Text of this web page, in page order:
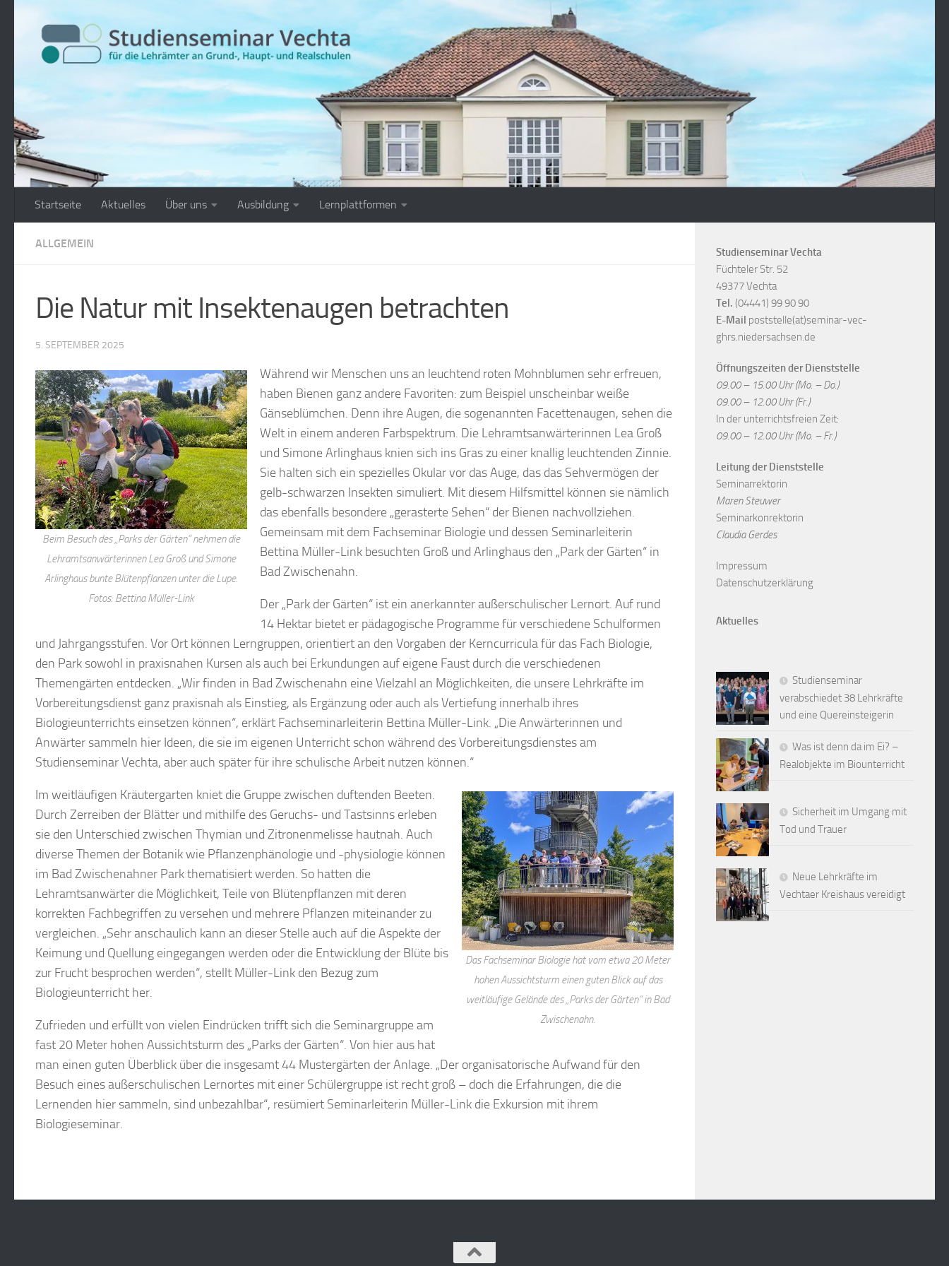
Zum Inhalt springen
Startseite Aktuelles Über uns Ausbildung Lernplattformen
ALLGEMEIN
Die Natur mit Insektenaugen betrachten
5. SEPTEMBER 2025
Beim Besuch des „Parks der Gärten“ nehmen die
Lehramtsanwärterinnen Lea Groß und Simone
Arlinghaus bunte Blütenpflanzen unter die Lupe.
Fotos: Bettina Müller-Link
Während wir Menschen uns an leuchtend roten Mohnblumen sehr erfreuen,
haben Bienen ganz andere Favoriten: zum Beispiel unscheinbar weiße
Gänseblümchen. Denn ihre Augen, die sogenannten Facettenaugen, sehen die
Welt in einem anderen Farbspektrum. Die Lehramtsanwärterinnen Lea Groß
und Simone Arlinghaus knien sich ins Gras zu einer knallig leuchtenden Zinnie.
Sie halten sich ein spezielles Okular vor das Auge, das das Sehvermögen der
gelb-schwarzen Insekten simuliert. Mit diesem Hilfsmittel können sie nämlich
das ebenfalls besondere „gerasterte Sehen“ der Bienen nachvollziehen.
Gemeinsam mit dem Fachseminar Biologie und dessen Seminarleiterin
Bettina Müller-Link besuchten Groß und Arlinghaus den „Park der Gärten“ in
Bad Zwischenahn.
Der „Park der Gärten“ ist ein anerkannter außerschulischer Lernort. Auf rund
14 Hektar bietet er pädagogische Programme für verschiedene Schulformen
und Jahrgangsstufen. Vor Ort können Lerngruppen, orientiert an den Vorgaben der Kerncurricula für das Fach Biologie,
den Park sowohl in praxisnahen Kursen als auch bei Erkundungen auf eigene Faust durch die verschiedenen
Themengärten entdecken. „Wir finden in Bad Zwischenahn eine Vielzahl an Möglichkeiten, die unsere Lehrkräfte im
Vorbereitungsdienst ganz praxisnah als Einstieg, als Ergänzung oder auch als Vertiefung innerhalb ihres
Biologieunterrichts einsetzen können“, erklärt Fachseminarleiterin Bettina Müller-Link. „Die Anwärterinnen und
Anwärter sammeln hier Ideen, die sie im eigenen Unterricht schon während des Vorbereitungsdienstes am
Studienseminar Vechta, aber auch später für ihre schulische Arbeit nutzen können.“
Das Fachseminar Biologie hat vom etwa 20 Meter
hohen Aussichtsturm einen guten Blick auf das
weitläufige Gelände des „Parks der Gärten“ in Bad
Zwischenahn.
Im weitläufigen Kräutergarten kniet die Gruppe zwischen duftenden Beeten.
Durch Zerreiben der Blätter und mithilfe des Geruchs- und Tastsinns erleben
sie den Unterschied zwischen Thymian und Zitronenmelisse hautnah. Auch
diverse Themen der Botanik wie Pflanzenphänologie und -physiologie können
im Bad Zwischenahner Park thematisiert werden. So hatten die
Lehramtsanwärter die Möglichkeit, Teile von Blütenpflanzen mit deren
korrekten Fachbegriffen zu versehen und mehrere Pflanzen miteinander zu
vergleichen. „Sehr anschaulich kann an dieser Stelle auch auf die Aspekte der
Keimung und Quellung eingegangen werden oder die Entwicklung der Blüte bis
zur Frucht besprochen werden“, stellt Müller-Link den Bezug zum
Biologieunterricht her.
Zufrieden und erfüllt von vielen Eindrücken trifft sich die Seminargruppe am
fast 20 Meter hohen Aussichtsturm des „Parks der Gärten“. Von hier aus hat
man einen guten Überblick über die insgesamt 44 Mustergärten der Anlage. „Der organisatorische Aufwand für den
Besuch eines außerschulischen Lernortes mit einer Schülergruppe ist recht groß – doch die Erfahrungen, die die
Lernenden hier sammeln, sind unbezahlbar“, resümiert Seminarleiterin Müller-Link die Exkursion mit ihrem
Biologieseminar.
Studienseminar Vechta
Füchteler Str. 52
49377 Vechta
Tel. (04441) 99 90 90
E-Mail poststelle(at)seminar-vec-
ghrs.niedersachsen.de
Öffnungszeiten der Dienststelle
09.00 – 15.00 Uhr (Mo. – Do.)
09.00 – 12.00 Uhr (Fr.)
In der unterrichtsfreien Zeit:
09.00 – 12.00 Uhr (Mo. – Fr.)
Leitung der Dienststelle
Seminarrektorin
Maren Steuwer
Seminarkonrektorin
Claudia Gerdes
Impressum
Datenschutzerklärung
Aktuelles
Studienseminar
verabschiedet 38 Lehrkräfte
und eine Quereinsteigerin
Was ist denn da im Ei? –
Realobjekte im Biounterricht
Sicherheit im Umgang mit
Tod und Trauer
Neue Lehrkräfte im
Vechtaer Kreishaus vereidigt